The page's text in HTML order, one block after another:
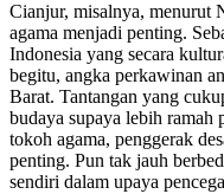
Cianjur, misalnya, menurut
agama menjadi penting.
Indonesia yang secara
begitu, angka perkawinan
Barat. Tantangan yang
budaya supaya lebih ramah
tokoh agama, penggerak
penting. Pun tak jauh
sendiri dalam upaya